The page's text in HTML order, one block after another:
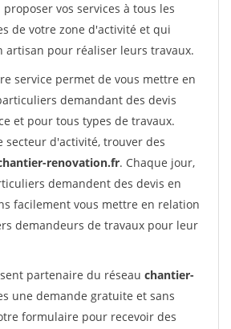
vos services à tous les
de votre zone d'activité et qui
artisan pour réaliser leurs travaux.
service permet de vous mettre en
demandant des devis
et pour tous types de travaux.
secteur d'activité, trouver des
renovation.fr. Chaque jour,
demandent des devis en
facilement vous mettre en relation
demandeurs de travaux pour leur
partenaire du réseau chantier-
une demande gratuite et sans
formulaire pour recevoir des